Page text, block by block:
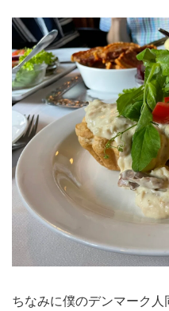
ちなみに僕のデンマーク